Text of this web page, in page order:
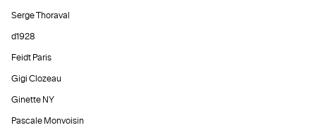
Serge Thoraval
d1928
Feidt Paris
Gigi Clozeau
Ginette NY
Pascale Monvoisin